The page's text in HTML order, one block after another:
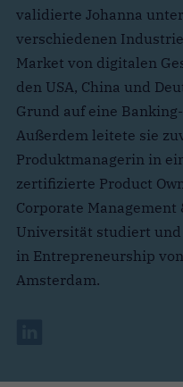
validierte Johanna
verschiedenen
Market von digitalen
den USA, China und
Grund auf eine
Außerdem leitete sie
Produktmanagerin in
zertifizierte Product
Corporate Management
Universität studiert
in Entrepreneurship
Amsterdam.